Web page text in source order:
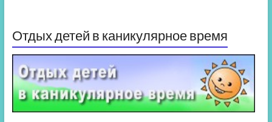
Отдых детей в каникулярное время